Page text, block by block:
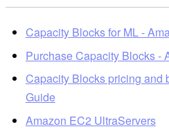
Capacity Blocks for ML -
Purchase Capacity Blocks -
Capacity Blocks pricing and
Guide
Amazon EC2 UltraServers